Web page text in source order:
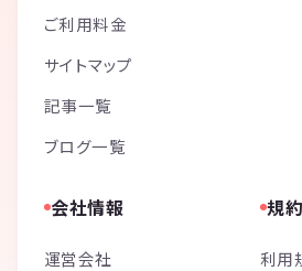
ご利用料金
サイトマップ
記事一覧
ブログ一覧
会社情報
運営会社
規約
利用